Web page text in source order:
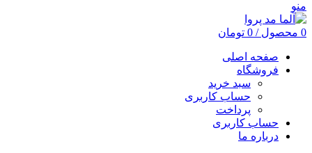
منو
0 محصول /
0 تومان
صفحه اصلی
فروشگاه
سبد خرید
حساب کاربری
پرداخت
حساب کاربری
درباره ما